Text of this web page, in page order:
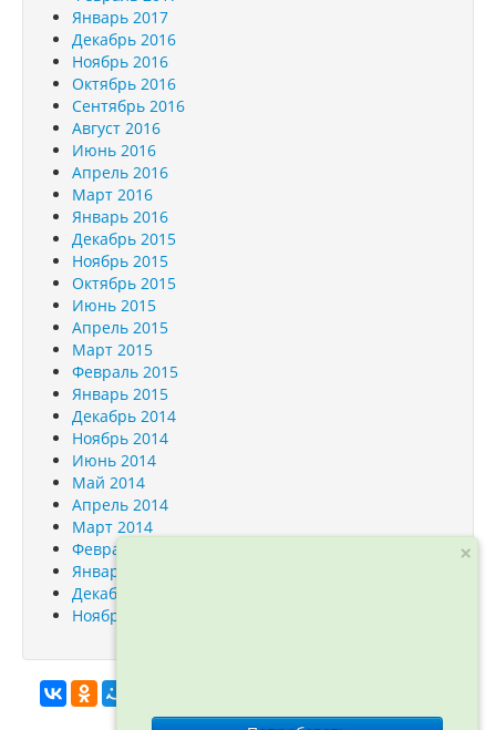
Январь 2017
Декабрь 2016
Ноябрь 2016
Октябрь 2016
Сентябрь 2016
Август 2016
Июнь 2016
Апрель 2016
Март 2016
Январь 2016
Декабрь 2015
Ноябрь 2015
Октябрь 2015
Июнь 2015
Апрель 2015
Март 2015
Февраль 2015
Январь 2015
Декабрь 2014
Ноябрь 2014
Июнь 2014
Май 2014
Апрель 2014
Март 2014
Февраль 2014
Январь 2014
Декабрь 2013
Ноябрь 2013
© ООО
×